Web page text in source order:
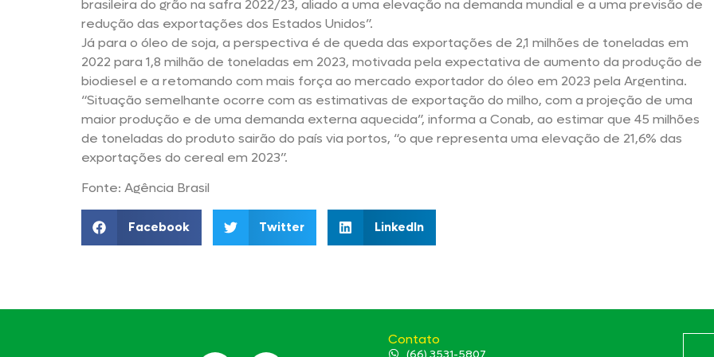
brasileira do grão na safra 2022/23, aliado a uma elevação na demanda mundial e a uma previsão de
redução das exportações dos Estados Unidos”.
Já para o óleo de soja, a perspectiva é de queda das exportações de 2,1 milhões de toneladas em
2022 para 1,8 milhão de toneladas em 2023, motivada pela expectativa de aumento da produção de
biodiesel e a retomando com mais força ao mercado exportador do óleo em 2023 pela Argentina.
“Situação semelhante ocorre com as estimativas de exportação do milho, com a projeção de uma
maior produção e de uma demanda externa aquecida”, informa a Conab, ao estimar que 45 milhões
de toneladas do produto sairão do país via portos, “o que representa uma elevação de 21,6% das
exportações do cereal em 2023”.
Fonte: Agência Brasil
Facebook Twitter LinkedIn
Contato